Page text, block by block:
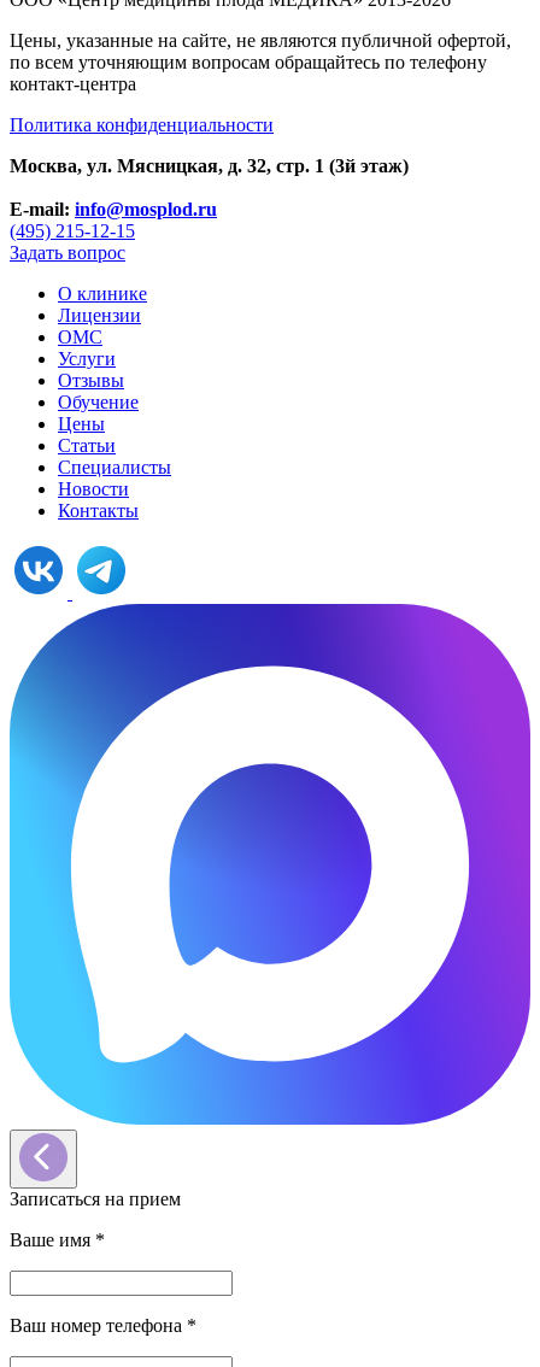
Цены, указанные на сайте, не являются публичной офертой,
по всем уточняющим вопросам обращайтесь по телефону
контакт-центра
Политика конфиденциальности
Москва, ул. Мясницкая, д. 32, стр. 1 (3й этаж)
E-mail: info@mosplod.ru
(495) 215-12-15
Задать вопрос
О клинике
Лицензии
ОМС
Услуги
Отзывы
Обучение
Цены
Статьи
Специалисты
Новости
Контакты
Записаться на прием
Ваше имя *
Ваш номер телефона *